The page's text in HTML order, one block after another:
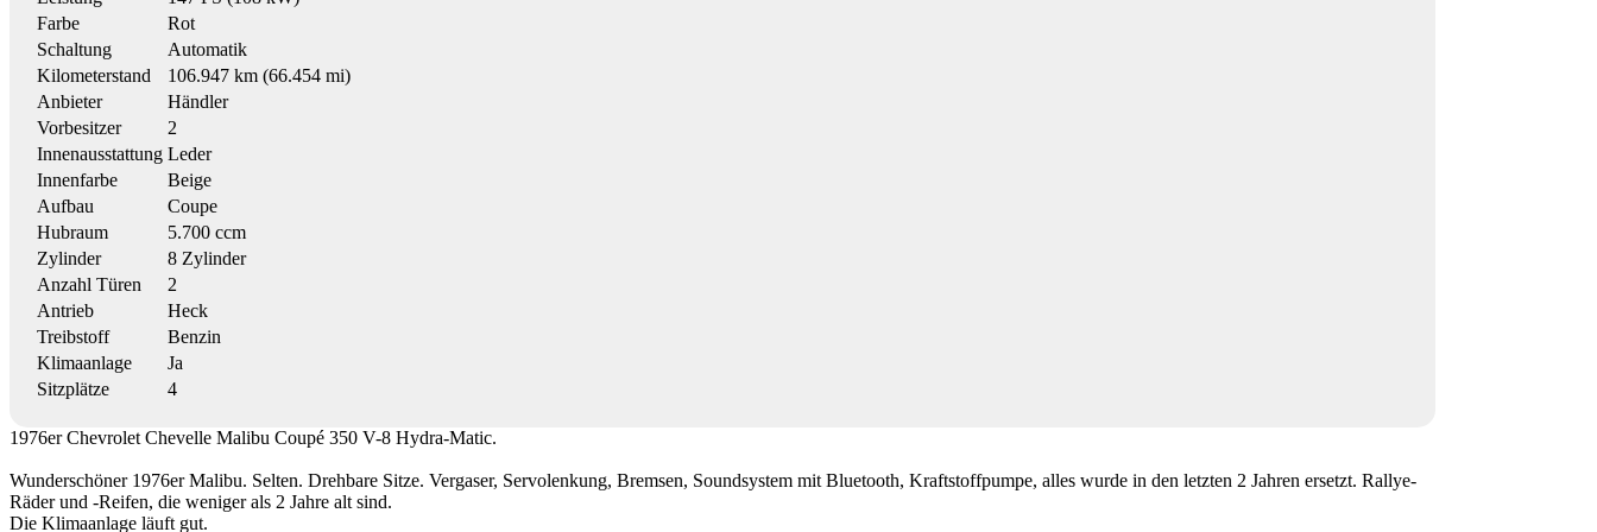
Farbe
Rot
Schaltung
Automatik
Kilometerstand
106.947 km (66.454 mi)
Anbieter
Händler
Vorbesitzer
2
Innenausstattung Leder
Innenfarbe
Beige
Aufbau
Coupe
Hubraum
5.700 ccm
Zylinder
8 Zylinder
Anzahl Türen
2
Antrieb
Heck
Treibstoff
Benzin
Klimaanlage
Ja
Sitzplätze
4
1976er Chevrolet Chevelle Malibu Coupé 350 V-8 Hydra-Matic.
Wunderschöner 1976er Malibu. Selten. Drehbare Sitze. Vergaser, Servolenkung, Bremsen, Soundsystem mit Bluetooth, Kraftstoffpumpe, alles wurde in den letzten 2 Jahren ersetzt. Rallye-
Räder und -Reifen, die weniger als 2 Jahre alt sind.
Die Klimaanlage läuft gut.